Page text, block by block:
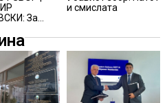
За
за други
и смислата